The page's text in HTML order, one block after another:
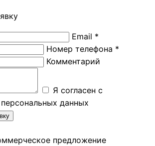
Email *
Номер телефона *
Комментарий
Я согласен с
данных
предложение